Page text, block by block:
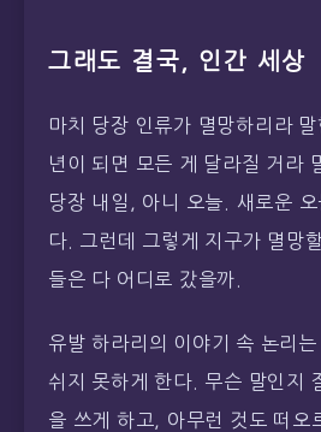
그래도 결국, 인간 세상
마치 당장 인류가 멸망하리라
년이 되면 모든 게 달라질 거라
당장 내일, 아니 오늘. 새로운
다. 그런데 그렇게 지구가 멸망
들은 다 어디로 갔을까.
유발 하라리의 이야기 속 논리
쉬지 못하게 한다. 무슨 말인지
을 쓰게 하고, 아무런 것도 떠오